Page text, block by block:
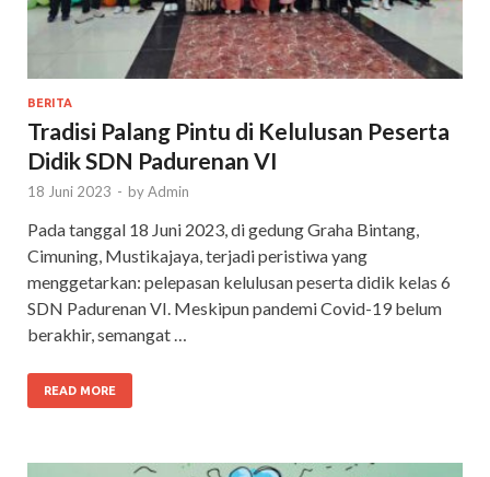
BERITA
Tradisi Palang Pintu di Kelulusan Peserta
Didik SDN Padurenan VI
18 Juni 2023 - byAdmin
Pada tanggal 18 Juni 2023, di gedung Graha Bintang,
Cimuning, Mustikajaya, terjadi peristiwa yang
menggetarkan: pelepasan kelulusan peserta didik kelas 6
SDN Padurenan VI. Meskipun pandemi Covid-19 belum
berakhir, semangat …
READ MORE